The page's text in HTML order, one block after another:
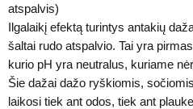
atspalvis)
Ilgalaikį efektą turintys antakių
šaltai rudo atspalvio. Tai yra
kurio pH yra neutralus, kuriame
Šie dažai dažo ryškiomis,
laikosi tiek ant odos, tiek ant